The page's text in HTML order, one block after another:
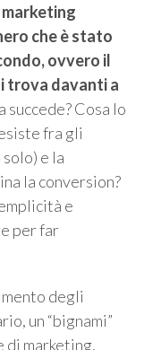
che è stato
ovvero il
trova davanti a
succede? Cosa lo
fra gli
e la
la conversion?
e
per far
degli
un “bignami”
di marketing,